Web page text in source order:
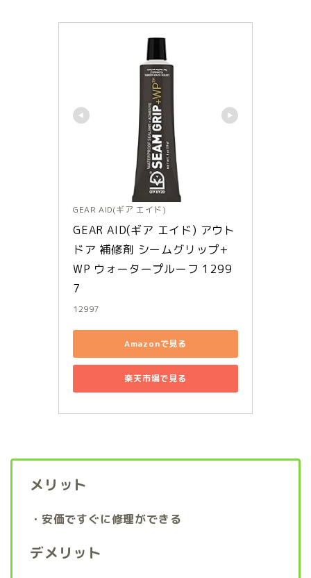
GEAR AID(ギア エイド)
GEAR AID(ギア エイド) アウト
ドア 補修剤 シームグリップ+
WP ウォータープルーフ 1299
7
12997
Amazonで見る
楽天市場で見る
メリット
・安価ですぐに修理ができる
デメリット